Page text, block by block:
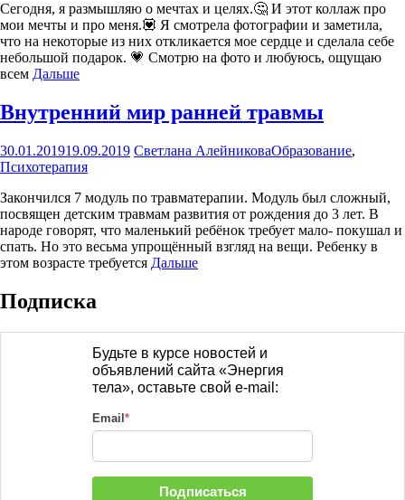
Сегодня, я размышляю о мечтах и целях.🤔 И этот коллаж про
мои мечты и про меня.💟 Я смотрела фотографии и заметила,
что на некоторые из них откликается мое сердце и сделала себе
небольшой подарок. 💗 Смотрю на фото и любуюсь, ощущаю
всем Дальше
Внутренний мир ранней травмы
30.01.201919.09.2019 Светлана АлейниковаОбразование,
Психотерапия
Закончился 7 модуль по травматерапии. Модуль был сложный,
посвящен детским травмам развития от рождения до 3 лет. В
народе говорят, что маленький ребёнок требует мало- покушал и
спать. Но это весьма упрощённый взгляд на вещи. Ребенку в
этом возрасте требуется Дальше
Подписка
Будьте в курсе новостей и
объявлений сайта «Энергия
тела», оставьте свой e-mail:
Email *
Подписаться